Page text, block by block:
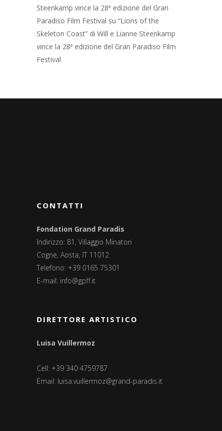
Steenkamp vince la 28ª edizione del Gran
Paradiso Film Festival su “Lions of the
Skeleton Coast” di Will e Lianne Steenkamp
vince la 28ª edizione del Gran Paradiso Film
Festival
CONTATTI
Fondation Grand Paradis
Indirizzo: 81, Villaggio Minatori
Cogne, Aosta, IT 11012
Telefono: +39 0165 75301
E-mail: info@gpff.it
DIRETTORE ARTISTICO
Luisa Vuillermoz
Cell: +39 340 4759787
Email: luisa.vuillermoz@grand-paradis.it